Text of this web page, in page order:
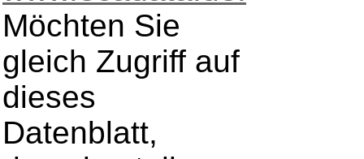
Möchten Sie
gleich Zugriff auf
dieses
Datenblatt,